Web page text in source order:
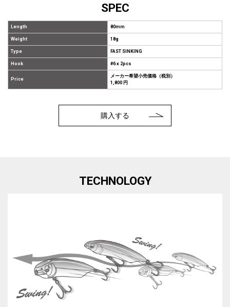
SPEC
Length 80mm
Weight 18g
Type FAST SINKING
Hook #6 x 2pcs
Price
メーカー希望小売価格（税別）
1,800 円
購入する
TECHNOLOGY